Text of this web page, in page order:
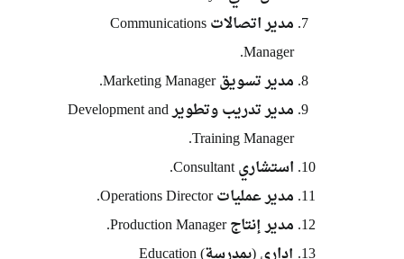
مدير اتصالات Communications
Manager.
مدير تسويق Marketing Manager.
مدير تدريب وتطوير Development and
Training Manager.
استشاري Consultant.
مدير عمليات Operations Director.
مدير إنتاج Production Manager.